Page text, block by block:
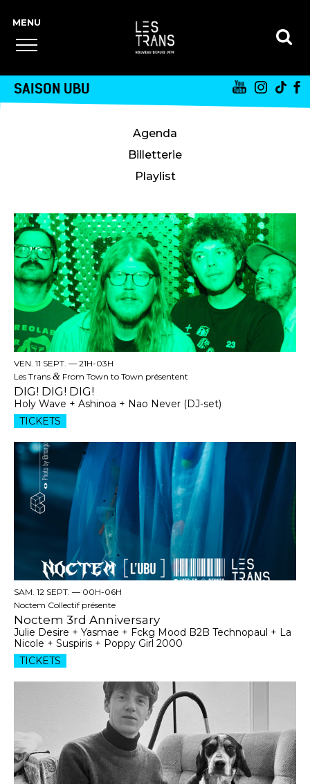
SAISON UBU
Agenda
Billetterie
Playlist
VEN. 11 SEPT. — 21H-03H
Les Trans & From Town to Town présentent
DIG! DIG! DIG!
Holy Wave + Ashinoa + Nao Never (DJ-set)
TICKETS
SAM. 12 SEPT. — 00H-06H
Noctem Collectif présente
Noctem 3rd Anniversary
Julie Desire + Yasmae + Fckg Mood B2B Technopaul + La
Nicole + Suspiris + Poppy Girl 2000
TICKETS